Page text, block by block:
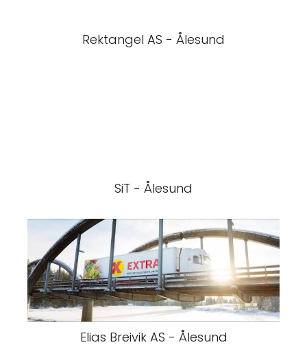
Rektangel AS - Ålesund
SiT - Ålesund
Elias Breivik AS - Ålesund